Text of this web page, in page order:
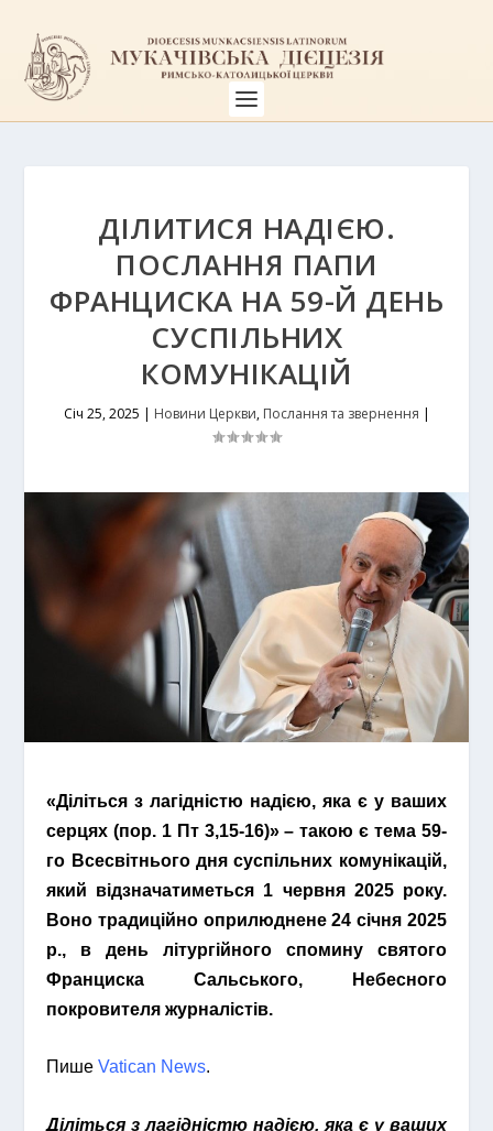
ДІЛИТИСЯ НАДІЄЮ.
ПОСЛАННЯ ПАПИ
ФРАНЦИСКА НА 59-Й ДЕНЬ
СУСПІЛЬНИХ
КОМУНІКАЦІЙ
Січ 25, 2025 | Новини Церкви, Послання та звернення |
«Діліться з лагідністю надією, яка є у ваших
серцях (пор. 1 Пт 3,15-16)» – такою є тема 59-
го Всесвітнього дня суспільних комунікацій,
який відзначатиметься 1 червня 2025 року.
Воно традиційно оприлюднене 24 січня 2025
р., в день літургійного спомину святого
Франциска Сальського, Небесного
покровителя журналістів.
ПишеVatican News.
Діліться з лагідністю надією, яка є у ваших